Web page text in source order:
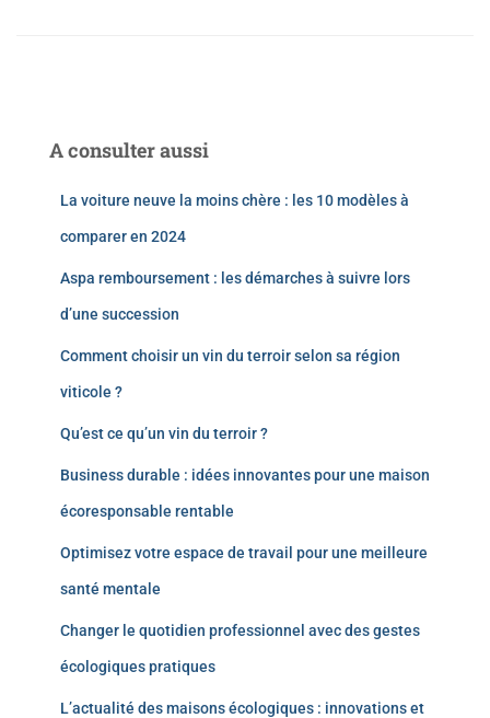
A consulter aussi
La voiture neuve la moins chère : les 10 modèles à
comparer en 2024
Aspa remboursement : les démarches à suivre lors
d’une succession
Comment choisir un vin du terroir selon sa région
viticole ?
Qu’est ce qu’un vin du terroir ?
Business durable : idées innovantes pour une maison
écoresponsable rentable
Optimisez votre espace de travail pour une meilleure
santé mentale
Changer le quotidien professionnel avec des gestes
écologiques pratiques
L’actualité des maisons écologiques : innovations et